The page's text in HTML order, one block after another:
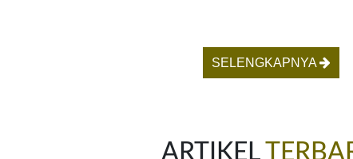
SELENGKAPNYA
ARTIKEL